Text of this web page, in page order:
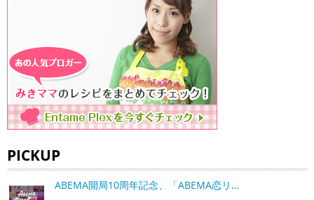
PICKUP
ABEMA開局10周年記念、「ABEMA恋リ…